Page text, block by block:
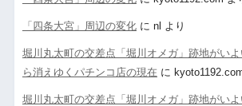
「四条大宮」周辺の変化に nl より
堀川丸太町の交差点「堀川オメガ」跡地がい
ら消えゆくパチンコ店の現在 に
堀川丸太町の交差点「堀川オメガ」跡地がい